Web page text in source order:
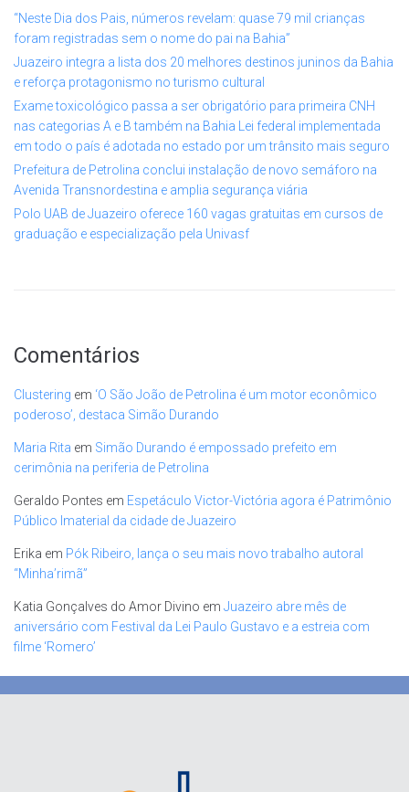
“Neste Dia dos Pais, números revelam: quase 79 mil crianças
foram registradas sem o nome do pai na Bahia”
Juazeiro integra a lista dos 20 melhores destinos juninos da Bahia
e reforça protagonismo no turismo cultural
Exame toxicológico passa a ser obrigatório para primeira CNH
nas categorias A e B também na Bahia Lei federal implementada
em todo o país é adotada no estado por um trânsito mais seguro
Prefeitura de Petrolina conclui instalação de novo semáforo na
Avenida Transnordestina e amplia segurança viária
Polo UAB de Juazeiro oferece 160 vagas gratuitas em cursos de
graduação e especialização pela Univasf
Comentários
Clustering em ‘O São João de Petrolina é um motor econômico
poderoso’, destaca Simão Durando
Maria Rita em Simão Durando é empossado prefeito em
cerimônia na periferia de Petrolina
Geraldo Pontes em Espetáculo Victor-Victória agora é Patrimônio
Público Imaterial da cidade de Juazeiro
Erika em Pók Ribeiro, lança o seu mais novo trabalho autoral
“Minha’rimã”
Katia Gonçalves do Amor Divino em Juazeiro abre mês de
aniversário com Festival da Lei Paulo Gustavo e a estreia com
filme ‘Romero’